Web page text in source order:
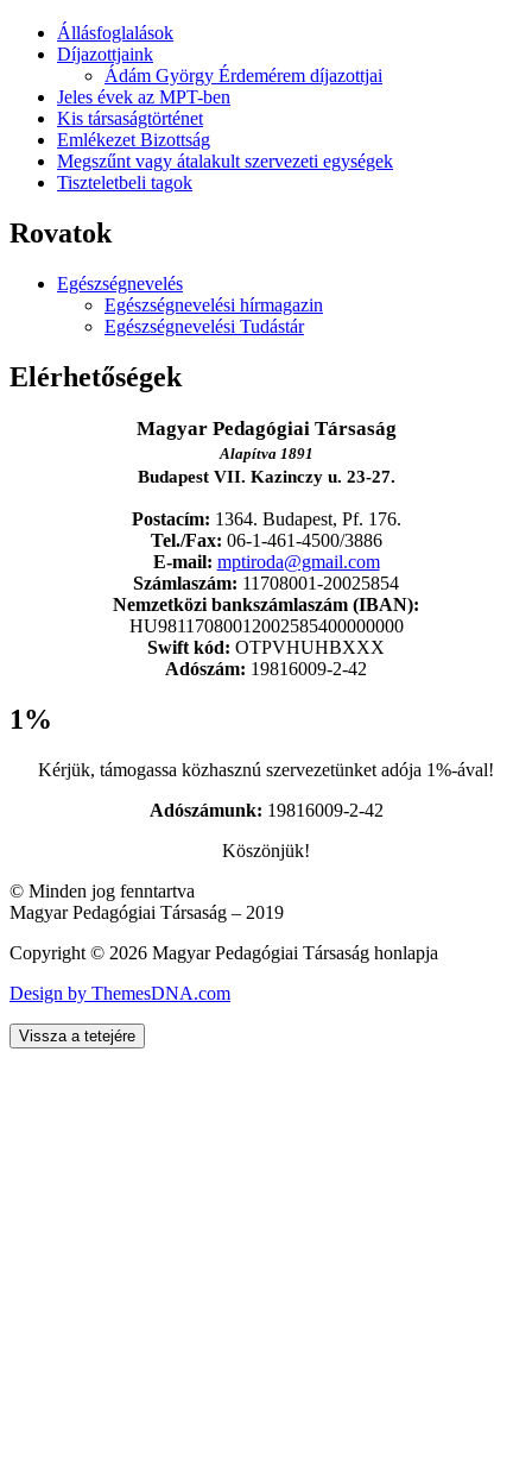
Állásfoglalások
Díjazottjaink
Ádám György Érdemérem díjazottjai
Jeles évek az MPT-ben
Kis társaságtörténet
Emlékezet Bizottság
Megszűnt vagy átalakult szervezeti egységek
Tiszteletbeli tagok
Rovatok
Egészségnevelés
Egészségnevelési hírmagazin
Egészségnevelési Tudástár
Elérhetőségek
Magyar Pedagógiai Társaság
Alapítva 1891
Budapest VII. Kazinczy u. 23-27.
Postacím: 1364. Budapest, Pf. 176.
Tel./Fax: 06-1-461-4500/3886
E-mail: mptiroda@gmail.com
Számlaszám: 11708001-20025854
Nemzetközi bankszámlaszám (IBAN):
HU98117080012002585400000000
Swift kód: OTPVHUHBXXX
Adószám: 19816009-2-42
1%
Kérjük, támogassa közhasznú szervezetünket adója 1%-ával!
Adószámunk: 19816009-2-42
Köszönjük!
© Minden jog fenntartva
Magyar Pedagógiai Társaság – 2019
Copyright © 2026 Magyar Pedagógiai Társaság honlapja
Design by ThemesDNA.com
Vissza a tetejére